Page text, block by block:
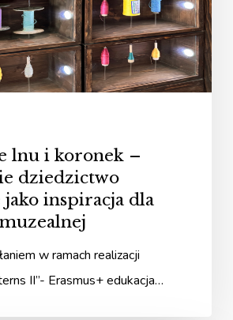
lnu i koronek –
dziedzictwo
inspiracja dla
w ramach realizacji
II”- Erasmus+ edukacja…